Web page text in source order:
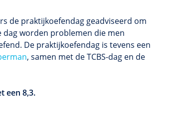
de praktijkoefendag geadviseerd om
dag worden problemen die men
De praktijkoefendag is tevens een
, samen met de TCBS-dag en de
een 8,3.